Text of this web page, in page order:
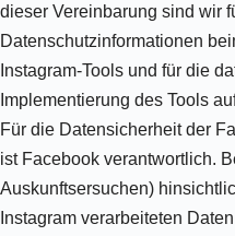
dieser Vereinbarung sind wir
Datenschutzinformationen
Instagram-Tools und für die
Implementierung des Tools
Für die Datensicherheit der
ist Facebook verantwortlich.
Auskunftsersuchen)
Instagram verarbeiteten